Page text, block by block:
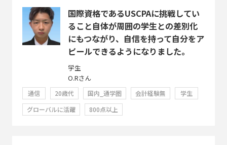
国際資格であるUSCPAに挑戦してい
ること自体が周囲の学生との差別化
にもつながり、自信を持って自分をア
ピールできるようになりました。
学生
O.Rさん
通信 20歳代 国内_通学圏 会計経験無
学生
グローバルに活躍
800点以上